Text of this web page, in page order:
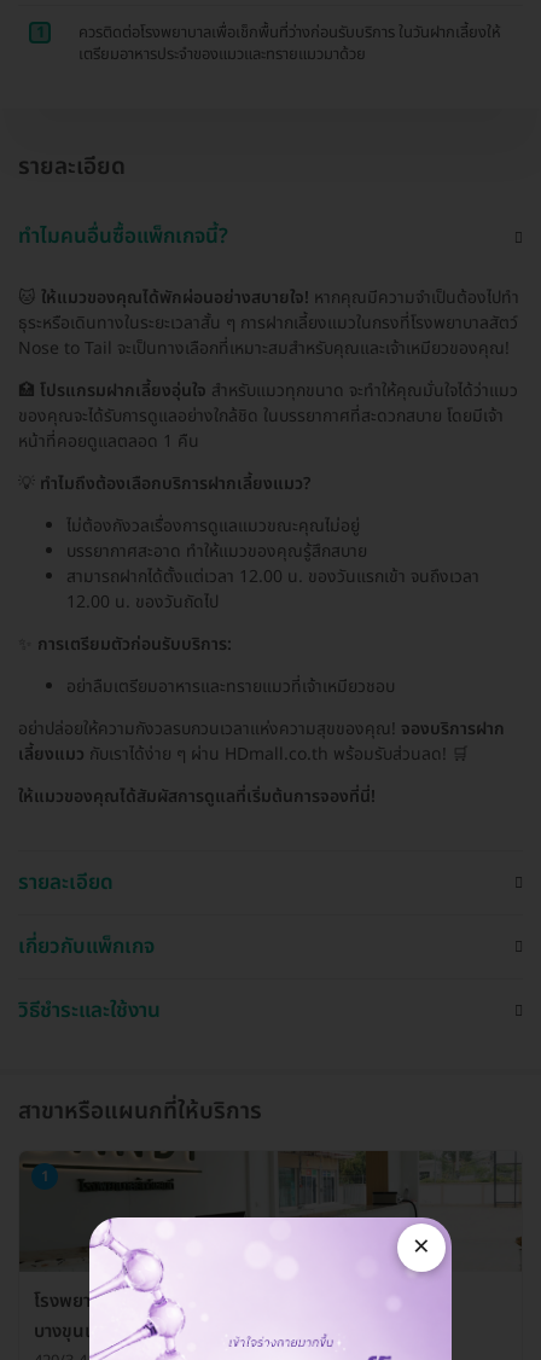
1
ควรติดต่อโรงพยาบาลเพื่อเช็กพื้นที่ว่างก่อนรับบริการ ในวันฝากเลี้ยงให้
เตรียมอาหารประจำของแมวและทรายแมวมาด้วย
รายละเอียด
ทำไมคนอื่นซื้อแพ็กเกจนี้?
🐱 ให้แมวของคุณได้พักผ่อนอย่างสบายใจ! หากคุณมีความจำเป็นต้องไปทำ
ธุระหรือเดินทางในระยะเวลาสั้น ๆ การฝากเลี้ยงแมวในกรงที่โรงพยาบาลสัตว์
Nose to Tail จะเป็นทางเลือกที่เหมาะสมสำหรับคุณและเจ้าเหมียวของคุณ!
🏥 โปรแกรมฝากเลี้ยงอุ่นใจ สำหรับแมวทุกขนาด จะทำให้คุณมั่นใจได้ว่าแมว
ของคุณจะได้รับการดูแลอย่างใกล้ชิด ในบรรยากาศที่สะดวกสบาย โดยมีเจ้า
หน้าที่คอยดูแลตลอด 1 คืน
💡 ทำไมถึงต้องเลือกบริการฝากเลี้ยงแมว?
ไม่ต้องกังวลเรื่องการดูแลแมวขณะคุณไม่อยู่
บรรยากาศสะอาด ทำให้แมวของคุณรู้สึกสบาย
สามารถฝากได้ตั้งแต่เวลา 12.00 น. ของวันแรกเข้า จนถึงเวลา
12.00 น. ของวันถัดไป
การเตรียมตัวก่อนรับบริการ:
อย่าลืมเตรียมอาหารและทรายแมวที่เจ้าเหมียวชอบ
อย่าปล่อยให้ความกังวลรบกวนเวลาแห่งความสุขของคุณ! จองบริการฝาก
เลี้ยงแมว กับเราได้ง่าย ๆ ผ่าน HDmall.co.th พร้อมรับส่วนลด! 🛒
ให้แมวของคุณได้สัมผัสการดูแลที่เริ่มต้นการจองที่นี่!
รายละเอียด
เกี่ยวกับแพ็กเกจ
วิธีชำระและใช้งาน
สาขาหรือแผนกที่ให้บริการ
1
โรงพยาบาลสัตว์แสนดี 24 ชั่วโมง สาขาพระราม 2-
บางขุนเทียน
×